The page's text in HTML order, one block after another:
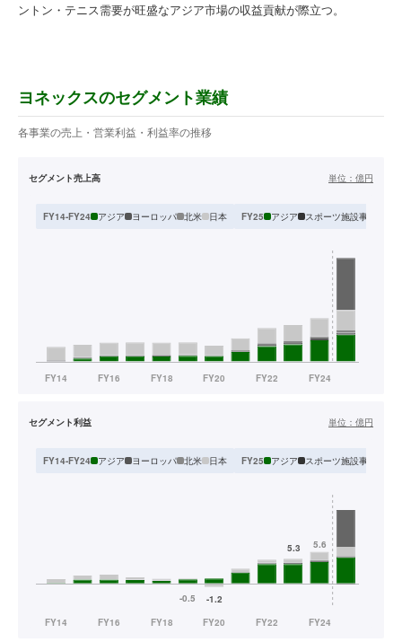
ントン・テニス需要が旺盛なアジア市場の収益貢献が際立つ。
ヨネックスのセグメント業績
各事業の売上・営業利益・利益率の推移
セグメント売上高 単位： 億円
FY14-FY24 アジア ヨーロッパ 北米 日本 FY25 アジア スポーツ施設事業
セグメント利益 単位： 億円
FY14-FY24 アジア ヨーロッパ 北米 日本 FY25 アジア スポーツ施設事業